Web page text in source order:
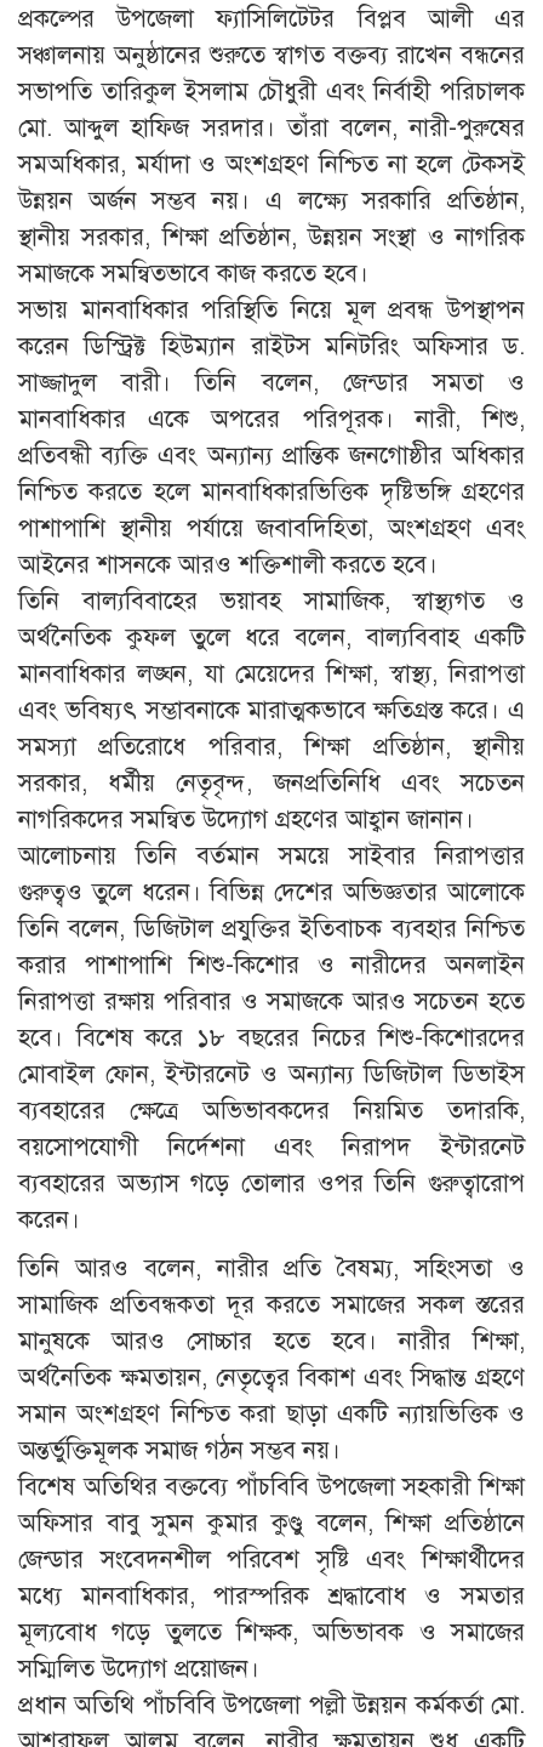
প্রকল্পের উপজেলা ফ্যাসিলিটেটর বিপ্লব আলী এর
সঞ্চালনায় অনুষ্ঠানের শুরুতে স্বাগত বক্তব্য রাখেন বন্ধনের
সভাপতি তারিকুল ইসলাম চৌধুরী এবং নির্বাহী পরিচালক
মো. আব্দুল হাফিজ সরদার। তাঁরা বলেন, নারী-পুরুষের
সমঅধিকার, মর্যাদা ও অংশগ্রহণ নিশ্চিত না হলে টেকসই
উন্নয়ন অর্জন সম্ভব নয়। এ লক্ষ্যে সরকারি প্রতিষ্ঠান,
স্থানীয় সরকার, শিক্ষা প্রতিষ্ঠান, উন্নয়ন সংস্থা ও নাগরিক
সমাজকে সমন্বিতভাবে কাজ করতে হবে।
সভায় মানবাধিকার পরিস্থিতি নিয়ে মূল প্রবন্ধ উপস্থাপন
করেন ডিস্ট্রিক্ট হিউম্যান রাইটস মনিটরিং অফিসার ড.
সাজ্জাদুল বারী। তিনি বলেন, জেন্ডার সমতা ও
মানবাধিকার একে অপরের পরিপূরক। নারী, শিশু,
প্রতিবন্ধী ব্যক্তি এবং অন্যান্য প্রান্তিক জনগোষ্ঠীর অধিকার
নিশ্চিত করতে হলে মানবাধিকারভিত্তিক দৃষ্টিভঙ্গি গ্রহণের
পাশাপাশি স্থানীয় পর্যায়ে জবাবদিহিতা, অংশগ্রহণ এবং
আইনের শাসনকে আরও শক্তিশালী করতে হবে।
তিনি বাল্যবিবাহের ভয়াবহ সামাজিক, স্বাস্থ্যগত ও
অর্থনৈতিক কুফল তুলে ধরে বলেন, বাল্যবিবাহ একটি
মানবাধিকার লঙ্ঘন, যা মেয়েদের শিক্ষা, স্বাস্থ্য, নিরাপত্তা
এবং ভবিষ্যৎ সম্ভাবনাকে মারাত্মকভাবে ক্ষতিগ্রস্ত করে। এ
সমস্যা প্রতিরোধে পরিবার, শিক্ষা প্রতিষ্ঠান, স্থানীয়
সরকার, ধর্মীয় নেতৃবৃন্দ, জনপ্রতিনিধি এবং সচেতন
নাগরিকদের সমন্বিত উদ্যোগ গ্রহণের আহ্বান জানান।
আলোচনায় তিনি বর্তমান সময়ে সাইবার নিরাপত্তার
গুরুত্বও তুলে ধরেন। বিভিন্ন দেশের অভিজ্ঞতার আলোকে
তিনি বলেন, ডিজিটাল প্রযুক্তির ইতিবাচক ব্যবহার নিশ্চিত
করার পাশাপাশি শিশু-কিশোর ও নারীদের অনলাইন
নিরাপত্তা রক্ষায় পরিবার ও সমাজকে আরও সচেতন হতে
হবে। বিশেষ করে ১৮ বছরের নিচের শিশু-কিশোরদের
মোবাইল ফোন, ইন্টারনেট ও অন্যান্য ডিজিটাল ডিভাইস
ব্যবহারের ক্ষেত্রে অভিভাবকদের নিয়মিত তদারকি,
বয়সোপযোগী নির্দেশনা এবং নিরাপদ ইন্টারনেট
ব্যবহারের অভ্যাস গড়ে তোলার ওপর তিনি গুরুত্বারোপ
করেন।
তিনি আরও বলেন, নারীর প্রতি বৈষম্য, সহিংসতা ও
সামাজিক প্রতিবন্ধকতা দূর করতে সমাজের সকল স্তরের
মানুষকে আরও সোচ্চার হতে হবে। নারীর শিক্ষা,
অর্থনৈতিক ক্ষমতায়ন, নেতৃত্বের বিকাশ এবং সিদ্ধান্ত গ্রহণে
সমান অংশগ্রহণ নিশ্চিত করা ছাড়া একটি ন্যায়ভিত্তিক ও
অন্তর্ভুক্তিমূলক সমাজ গঠন সম্ভব নয়।
বিশেষ অতিথির বক্তব্যে পাঁচবিবি উপজেলা সহকারী শিক্ষা
অফিসার বাবু সুমন কুমার কুণ্ডু বলেন, শিক্ষা প্রতিষ্ঠানে
জেন্ডার সংবেদনশীল পরিবেশ সৃষ্টি এবং শিক্ষার্থীদের
মধ্যে মানবাধিকার, পারস্পরিক শ্রদ্ধাবোধ ও সমতার
মূল্যবোধ গড়ে তুলতে শিক্ষক, অভিভাবক ও সমাজের
সম্মিলিত উদ্যোগ প্রয়োজন।
প্রধান অতিথি পাঁচবিবি উপজেলা পল্লী উন্নয়ন কর্মকর্তা মো.